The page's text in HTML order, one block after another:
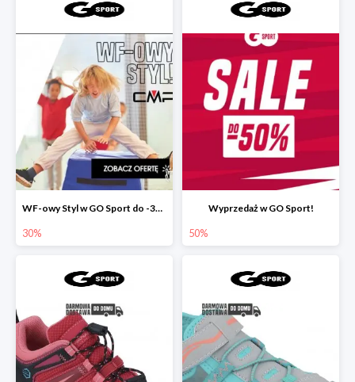
WF-owy Styl w GO Sport do -30%
30%
Wyprzedaż w GO Sport!
50%